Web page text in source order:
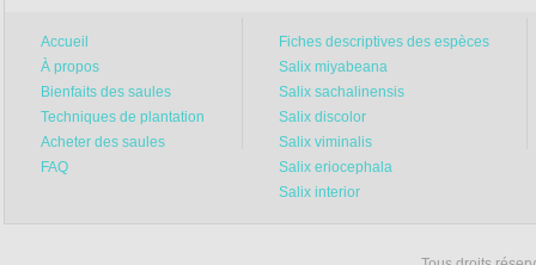
Accueil
À propos
Bienfaits des saules
Techniques de plantation
Acheter des saules
FAQ
Fiches descriptives des espèces
Salix miyabeana
Salix sachalinensis
Salix discolor
Salix viminalis
Salix eriocephala
Salix interior
Merci du fond du
cette année.
Vous êtes des centaines